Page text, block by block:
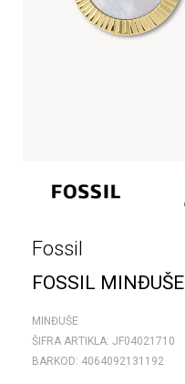
Fossil
FOSSIL MINĐUŠE
MINĐUŠE
ŠIFRA ARTIKLA: JF04021710
BARKOD: 4064092131192